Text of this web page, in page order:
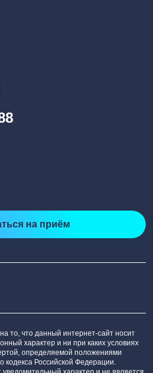
на приём
то, что данный интернет-сайт носит
характер и ни при каких условиях
определяемой положениями
кодекса Российской Федерации.